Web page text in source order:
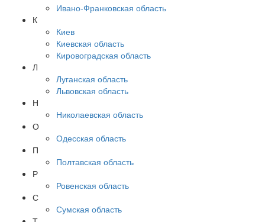
Ивано-Франковская область
К
Киев
Киевская область
Кировоградская область
Л
Луганская область
Львовская область
Н
Николаевская область
О
Одесская область
П
Полтавская область
Р
Ровенская область
С
Сумская область